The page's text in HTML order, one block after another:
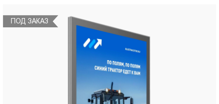
M-
ПОД ЗАКАЗ
ПОД
ПОД
Амундсена,